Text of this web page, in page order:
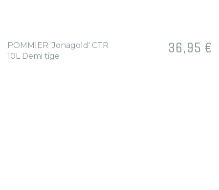
POMMIER 'Jonagold' CTR
10L Demi tige
Prix
36,95 €